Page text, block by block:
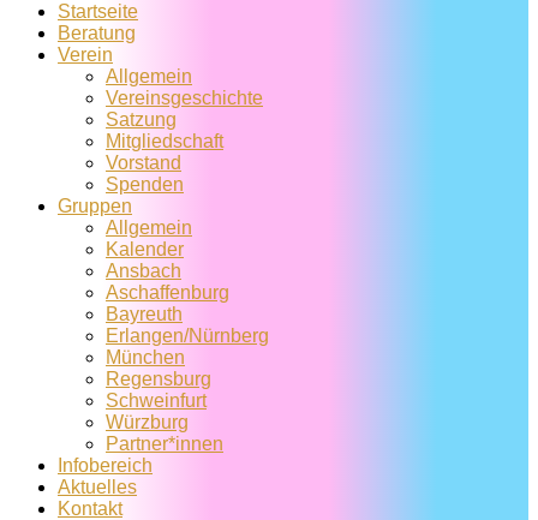
Startseite
Beratung
Verein
Allgemein
Vereins­geschichte
Satzung
Mitglied­schaft
Vorstand
Spenden
Gruppen
Allgemein
Kalender
Ansbach
Aschaffenburg
Bayreuth
Erlangen/Nürnberg
München
Regensburg
Schweinfurt
Würzburg
Partner*innen
Infobereich
Aktuelles
Kontakt